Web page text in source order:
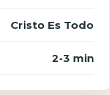
Cristo Es Todo
2-3 min